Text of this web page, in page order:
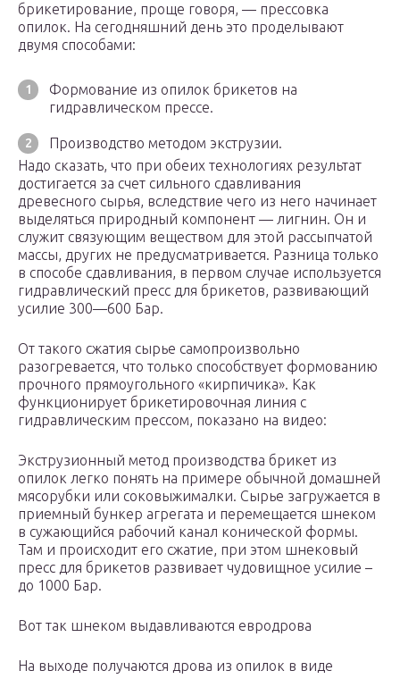
брикетирование, проще говоря, — прессовка
опилок. На сегодняшний день это проделывают
двумя способами:
Формование из опилок брикетов на
гидравлическом прессе.
Производство методом экструзии.
Надо сказать, что при обеих технологиях результат
достигается за счет сильного сдавливания
древесного сырья, вследствие чего из него начинает
выделяться природный компонент — лигнин. Он и
служит связующим веществом для этой рассыпчатой
массы, других не предусматривается. Разница только
в способе сдавливания, в первом случае используется
гидравлический пресс для брикетов, развивающий
усилие 300—600 Бар.
От такого сжатия сырье самопроизвольно
разогревается, что только способствует формованию
прочного прямоугольного «кирпичика». Как
функционирует брикетировочная линия с
гидравлическим прессом, показано на видео:
Экструзионный метод производства брикет из
опилок легко понять на примере обычной домашней
мясорубки или соковыжималки. Сырье загружается в
приемный бункер агрегата и перемещается шнеком
в сужающийся рабочий канал конической формы.
Там и происходит его сжатие, при этом шнековый
пресс для брикетов развивает чудовищное усилие –
до 1000 Бар.
Вот так шнеком выдавливаются евродрова
На выходе получаются дрова из опилок в виде